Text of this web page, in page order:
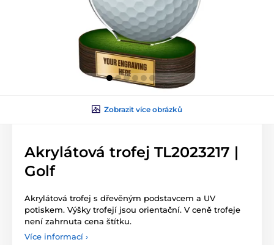
Zobrazit více obrázků
Akrylátová trofej TL2023217 |
Golf
Akrylátová trofej s dřevěným podstavcem a UV
potiskem. Výšky trofejí jsou orientační. V ceně trofeje
není zahrnuta cena štítku.
Více informací ›